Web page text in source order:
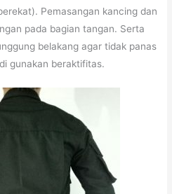
Pemasangan kancing dan
pada bagian tangan. Serta
belakang agar tidak panas
gunakan beraktifitas.